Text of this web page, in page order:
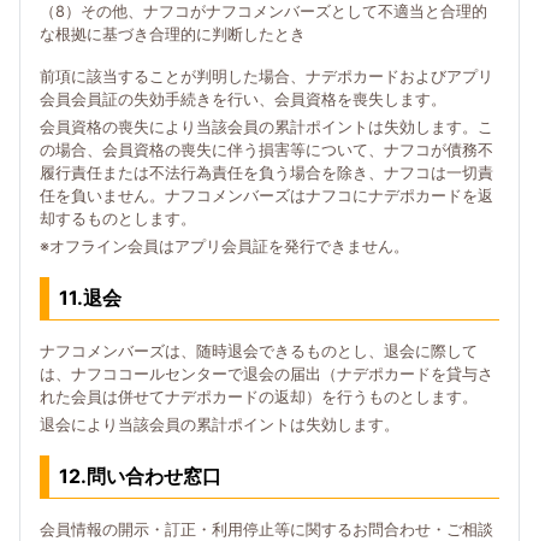
（8）その他、ナフコがナフコメンバーズとして不適当と合理的
な根拠に基づき合理的に判断したとき
前項に該当することが判明した場合、ナデポカードおよびアプリ
会員会員証の失効手続きを行い、会員資格を喪失します。
会員資格の喪失により当該会員の累計ポイントは失効します。こ
の場合、会員資格の喪失に伴う損害等について、ナフコが債務不
履行責任または不法行為責任を負う場合を除き、ナフコは一切責
任を負いません。ナフコメンバーズはナフコにナデポカードを返
却するものとします。
※オフライン会員はアプリ会員証を発行できません。
11.退会
ナフコメンバーズは、随時退会できるものとし、退会に際して
は、ナフココールセンターで退会の届出（ナデポカードを貸与さ
れた会員は併せてナデポカードの返却）を行うものとします。
退会により当該会員の累計ポイントは失効します。
12.問い合わせ窓口
会員情報の開示・訂正・利用停止等に関するお問合わせ・ご相談